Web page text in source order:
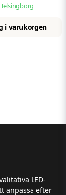
i varukorgen
LED-
anpassa efter